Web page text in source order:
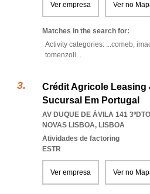
Ver empresa Ver no
Matches in the search for:
Activity categories: ...comeb,
tomenzoli...
Crédit Agricole Leasing
Sucursal Em Portugal
AV DUQUE DE ÁVILA 141
NOVAS LISBOA, LISBOA
Atividades de factoring
ESTR
Ver empresa Ver no